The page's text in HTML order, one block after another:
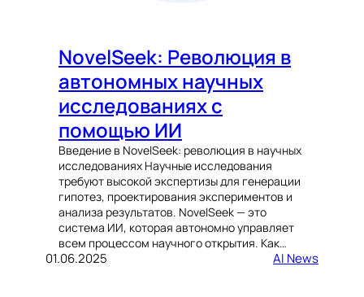
NovelSeek: Революция в
автономных научных
исследованиях с
помощью ИИ
Введение в NovelSeek: революция в научных
исследованиях Научные исследования
требуют высокой экспертизы для генерации
гипотез, проектирования экспериментов и
анализа результатов. NovelSeek — это
система ИИ, которая автономно управляет
всем процессом научного открытия. Как…
01.06.2025 AI News